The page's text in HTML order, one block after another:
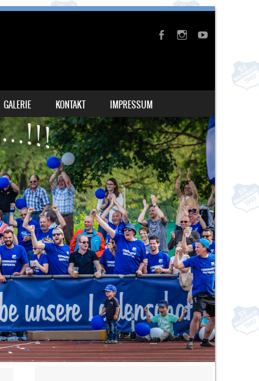
GALERIE KONTAKT IMPRESSUM